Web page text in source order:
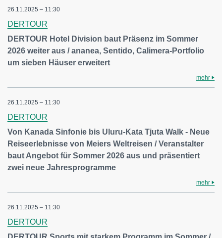
26.11.2025 – 11:30
DERTOUR
DERTOUR Hotel Division baut Präsenz im Sommer
2026 weiter aus / ananea, Sentido, Calimera-Portfolio
um sieben Häuser erweitert
mehr
26.11.2025 – 11:30
DERTOUR
Von Kanada Sinfonie bis Uluru-Kata Tjuta Walk - Neue
Reiseerlebnisse von Meiers Weltreisen / Veranstalter
baut Angebot für Sommer 2026 aus und präsentiert
zwei neue Jahresprogramme
mehr
26.11.2025 – 11:30
DERTOUR